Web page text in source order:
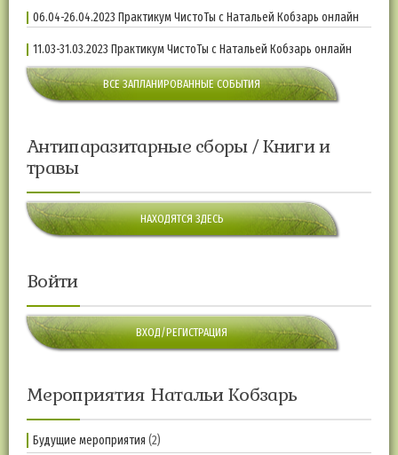
06.04-26.04.2023 Практикум ЧистоТы с Натальей Кобзарь онлайн
11.03-31.03.2023 Практикум ЧистоТы с Натальей Кобзарь онлайн
ВСЕ ЗАПЛАНИРОВАННЫЕ СОБЫТИЯ
Антипаразитарные сборы / Книги и
травы
НАХОДЯТСЯ ЗДЕСЬ
Войти
ВХОД/РЕГИСТРАЦИЯ
Мероприятия Натальи Кобзарь
Будущие мероприятия (2)